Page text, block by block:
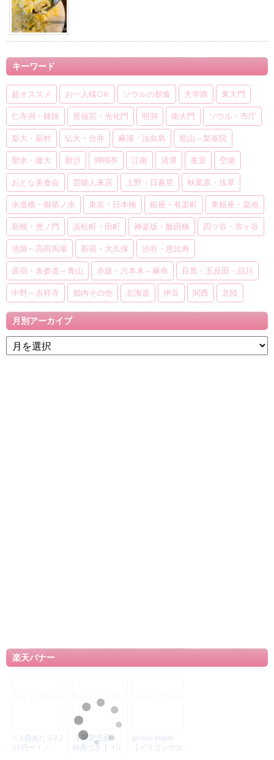
キーワード
超オススメ お一人様OK ソウルの朝食 大学路 東大門
仁寺洞・鍾路 景福宮・光化門 明洞 南大門 ソウル・市庁
梨大・新村 弘大・合井 麻浦・汝矣島 龍山～梨泰院
聖水・建大 新沙 狎鴎亭 江南 清潭 蚕室 空港
おとな美食会 芸能人来店 上野・日暮里 秋葉原・浅草
水道橋・御茶ノ水 東京・日本橋 銀座・有楽町 東銀座・築地
新橋・虎ノ門 浜松町・田町 神楽坂・飯田橋 四ツ谷・市ヶ谷
池袋～高田馬場 新宿・大久保 渋谷・恵比寿
原宿・表参道～青山 赤坂・六本木～麻布 目黒・五反田・品川
中野～吉祥寺 都内その他 北海道 伊豆 関西 北陸
月別アーカイブ
楽天バナー